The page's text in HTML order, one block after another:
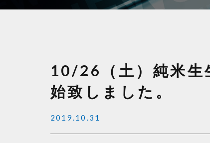
10/26（土）純米生
始致しました。
2019.10.31